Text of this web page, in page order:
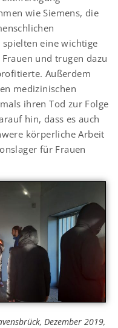
wie Siemens, die
eine wichtige
und trugen dazu
Außerdem
medizinischen
ihren Tod zur Folge
hin, dass es auch
körperliche Arbeit
für Frauen
Dezember 2019,